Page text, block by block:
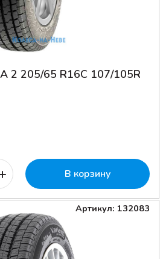
2 205/65 R16C 107/105R
В корзину
Артикул: 132083